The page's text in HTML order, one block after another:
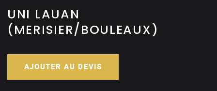
UNI LAUAN
(MERISIER/BOULEAUX)
AJOUTER AU DEVIS